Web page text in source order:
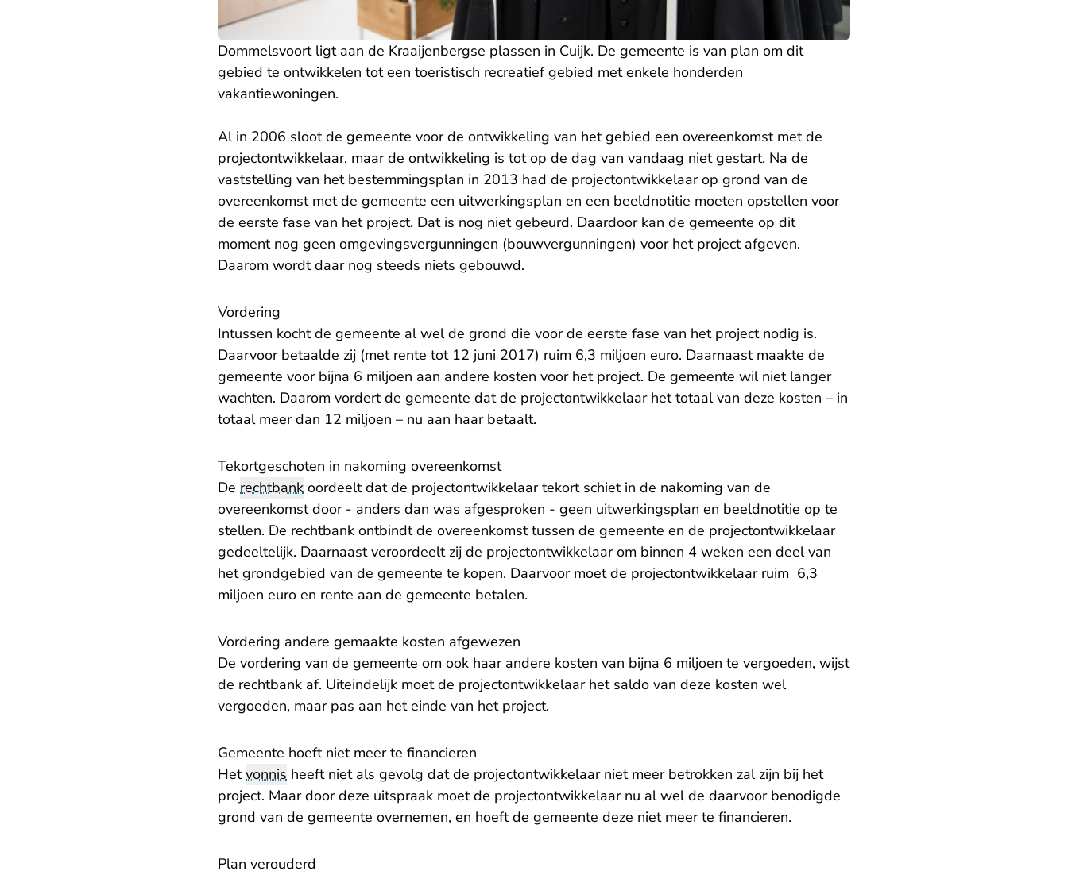
Dommelsvoort ligt aan de Kraaijenbergse plassen in Cuijk. De gemeente is van plan om dit
gebied te ontwikkelen tot een toeristisch recreatief gebied met enkele honderden
vakantiewoningen.
Al in 2006 sloot de gemeente voor de ontwikkeling van het gebied een overeenkomst met de
projectontwikkelaar, maar de ontwikkeling is tot op de dag van vandaag niet gestart. Na de
vaststelling van het bestemmingsplan in 2013 had de projectontwikkelaar op grond van de
overeenkomst met de gemeente een uitwerkingsplan en een beeldnotitie moeten opstellen voor
de eerste fase van het project. Dat is nog niet gebeurd. Daardoor kan de gemeente op dit
moment nog geen omgevingsvergunningen (bouwvergunningen) voor het project afgeven.
Daarom wordt daar nog steeds niets gebouwd.
Vordering
Intussen kocht de gemeente al wel de grond die voor de eerste fase van het project nodig is.
Daarvoor betaalde zij (met rente tot 12 juni 2017) ruim 6,3 miljoen euro. Daarnaast maakte de
gemeente voor bijna 6 miljoen aan andere kosten voor het project. De gemeente wil niet langer
wachten. Daarom vordert de gemeente dat de projectontwikkelaar het totaal van deze kosten – in
totaal meer dan 12 miljoen – nu aan haar betaalt.
Tekortgeschoten in nakoming overeenkomst
De rechtbank oordeelt dat de projectontwikkelaar tekort schiet in de nakoming van de
overeenkomst door - anders dan was afgesproken - geen uitwerkingsplan en beeldnotitie op te
stellen. De rechtbank ontbindt de overeenkomst tussen de gemeente en de projectontwikkelaar
gedeeltelijk. Daarnaast veroordeelt zij de projectontwikkelaar om binnen 4 weken een deel van
het grondgebied van de gemeente te kopen. Daarvoor moet de projectontwikkelaar ruim 6,3
miljoen euro en rente aan de gemeente betalen.
Vordering andere gemaakte kosten afgewezen
De vordering van de gemeente om ook haar andere kosten van bijna 6 miljoen te vergoeden, wijst
de rechtbank af. Uiteindelijk moet de projectontwikkelaar het saldo van deze kosten wel
vergoeden, maar pas aan het einde van het project.
Gemeente hoeft niet meer te financieren
Hetvonnis heeft niet als gevolg dat de projectontwikkelaar niet meer betrokken zal zijn bij het
project. Maar door deze uitspraak moet de projectontwikkelaar nu al wel de daarvoor benodigde
grond van de gemeente overnemen, en hoeft de gemeente deze niet meer te financieren.
Plan verouderd